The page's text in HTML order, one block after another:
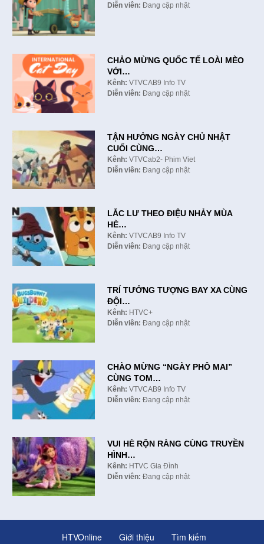
Diễn viên: Đang cập nhật
CHẢO MỪNG QUỐC TẾ LOÀI MÈO
VỚI…
Kênh: VTVCAB9 Info TV
Diễn viên: Đang cập nhật
TẬN HƯỞNG NGÀY CHỦ NHẬT
CUỐI CÙNG…
Kênh: VTVCab2- Phim Viet
Diễn viên: Đang cập nhật
LẮC LƯ THEO ĐIỆU NHẢY MÙA
HÈ…
Kênh: VTVCAB9 Info TV
Diễn viên: Đang cập nhật
TRÍ TƯỞNG TƯỢNG BAY XA CÙNG
ĐỘI…
Kênh: HTVC+
Diễn viên: Đang cập nhật
CHÀO MỪNG “NGÀY PHÔ MAI”
CÙNG TOM…
Kênh: VTVCAB9 Info TV
Diễn viên: Đang cập nhật
VUI HÈ RỘN RÀNG CÙNG TRUYỀN
HÌNH…
Kênh: HTVC Gia Đình
Diễn viên: Đang cập nhật
HTVOnline Giới thiệu Tìm kiếm